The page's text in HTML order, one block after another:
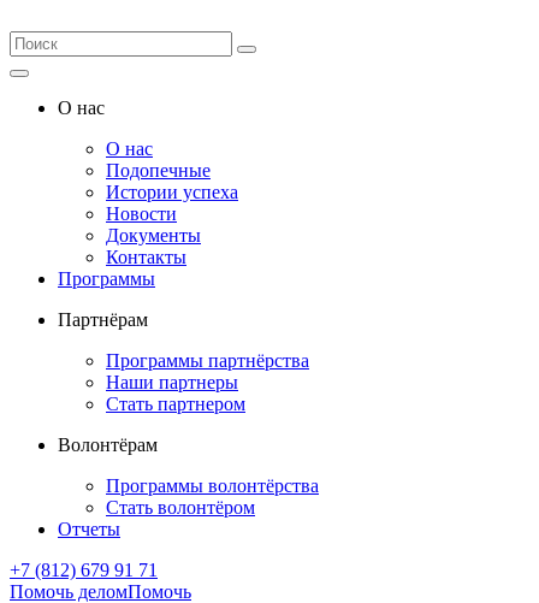
О нас
О нас
Подопечные
Истории успеха
Новости
Документы
Контакты
Программы
Партнёрам
Программы партнёрства
Наши партнеры
Стать партнером
Волонтёрам
Программы волонтёрства
Стать волонтёром
Отчеты
+7 (812) 679 91 71
Помочь деломПомочь